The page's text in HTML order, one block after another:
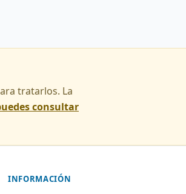
tratarlos. La
consultar
INFORMACIÓN